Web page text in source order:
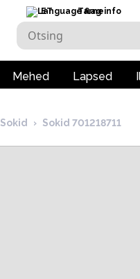
ET Tarneinfo
Mehed Lapsed
Sokid › Sokid 701218711